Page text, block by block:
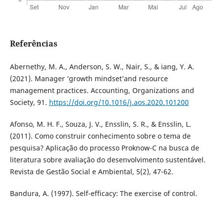
Referências
Abernethy, M. A., Anderson, S. W., Nair, S., & iang, Y. A.
(2021). Manager ‘growth mindset’and resource
management practices. Accounting, Organizations and
Society, 91. https://doi.org/10.1016/j.aos.2020.101200
Afonso, M. H. F., Souza, J. V., Ensslin, S. R., & Ensslin, L.
(2011). Como construir conhecimento sobre o tema de
pesquisa? Aplicação do processo Proknow-C na busca de
literatura sobre avaliação do desenvolvimento sustentável.
Revista de Gestão Social e Ambiental, 5(2), 47-62.
Bandura, A. (1997). Self-efficacy: The exercise of control.